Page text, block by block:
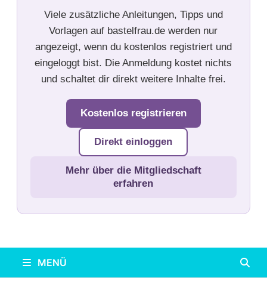
Viele zusätzliche Anleitungen, Tipps und
Vorlagen auf bastelfrau.de werden nur
angezeigt, wenn du kostenlos registriert und
eingeloggt bist. Die Anmeldung kostet nichts
und schaltet dir direkt weitere Inhalte frei.
Kostenlos registrieren
Direkt einloggen
Mehr über die Mitgliedschaft
erfahren
MENÜ